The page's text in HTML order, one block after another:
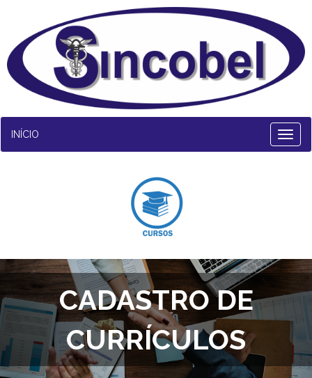
INÍCIO
CADASTRO DE
CURRÍCULOS